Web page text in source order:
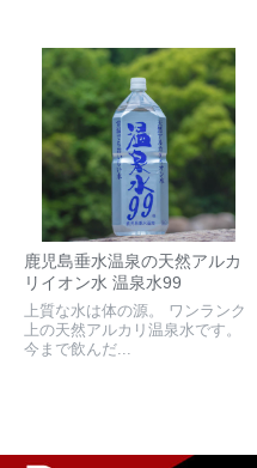
鹿児島垂水温泉の天然アルカ
リイオン水 温泉水99
上質な水は体の源。 ワンランク
上の天然アルカリ温泉水です。
今まで飲んだ...